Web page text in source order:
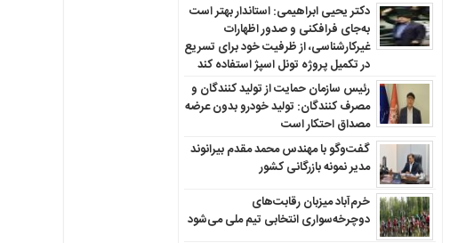
دکتر یحیی ابراهیمی: استاندار بهتر است
به‌جای فرافکنی و صدور اظهارات
غیرکارشناسی، از ظرفیت خود برای تسریع
در تکمیل پروژه تونل اسپژ استفاده کند
رئیس سازمان حمایت از تولید کنندگان و
مصرف کنندگان: تولید خودرو بدون عرضه
مصداق احتکار است
گفت‌وگو با مهندس محمد مقدم بیرانوند
مدیر نمونه بازرگانی کشور
خرم‌آباد میزبان رقابت‌های
دوچرخه‌سواری انتخابی تیم ملی می‌شود